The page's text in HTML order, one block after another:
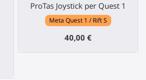
ProTas Joystick per Quest 1
Meta Quest 1 / Rift S
40,00 €